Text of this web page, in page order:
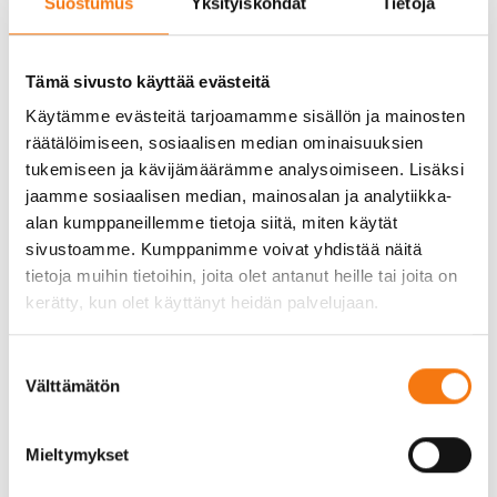
Tämä sivusto käyttää evästeitä
Käytämme evästeitä tarjoamamme sisällön ja mainosten
räätälöimiseen, sosiaalisen median ominaisuuksien
tukemiseen ja kävijämäärämme analysoimiseen. Lisäksi
jaamme sosiaalisen median, mainosalan ja analytiikka-
alan kumppaneillemme tietoja siitä, miten käytät
sivustoamme. Kumppanimme voivat yhdistää näitä
tietoja muihin tietoihin, joita olet antanut heille tai joita on
kerätty, kun olet käyttänyt heidän palvelujaan.
valinta
Välttämätön
Mieltymykset
piharakentamisessa?
Vedenpoisto on olennainen osa piharakentamista,
ja oikean soralaadun valinta voi parantaa
vedenpoistoa merkittävästi. Sepeli on erinomainen
valinta, koska sen rakenne mahdollistaa veden
tehokkaan läpäisyn. Salaojitus ja sorakerrosten
oikea asettelu ovat myös tärkeitä vedenpoiston
kannalta.
Varmista, että sorakerrokset ovat riittävän paksuja
kerääntymisen ja vähentää eroosion riskiä.
sora tuo mukanaan?